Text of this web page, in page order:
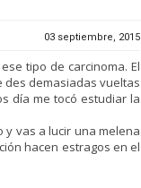
03 septiembre, 2015
tipo de carcinoma. El
des demasiadas vueltas
día me tocó estudiar la
vas a lucir una melena
hacen estragos en el